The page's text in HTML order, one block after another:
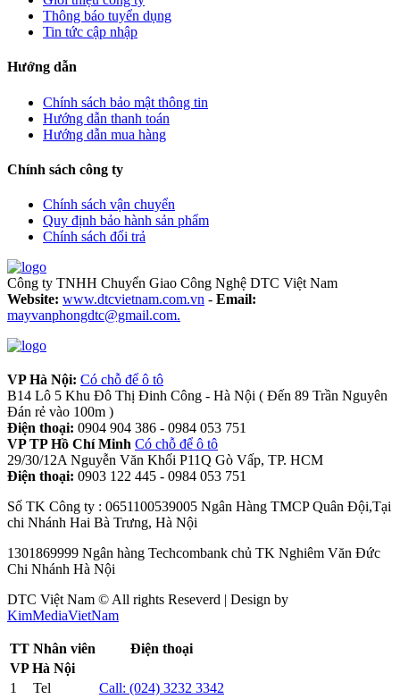
Thông báo tuyển dụng
Tin tức cập nhập
Hướng dẫn
Chính sách bảo mật thông tin
Hướng dẫn thanh toán
Hướng dẫn mua hàng
Chính sách công ty
Chính sách vận chuyển
Quy định bảo hành sản phẩm
Chính sách đổi trả
Công ty TNHH Chuyển Giao Công Nghệ DTC Việt Nam
Website: www.dtcvietnam.com.vn - Email:
mayvanphongdtc@gmail.com.
VP Hà Nội: Có chỗ để ô tô
B14 Lô 5 Khu Đô Thị Đinh Công - Hà Nội ( Đến 89 Trần Nguyên
Đán rẻ vào 100m )
Điện thoại: 0904 904 386 - 0984 053 751
VP TP Hồ Chí Minh Có chỗ để ô tô
29/30/12A Nguyễn Văn Khối P11Q Gò Vấp, TP. HCM
Điện thoại: 0903 122 445 - 0984 053 751
Số TK Công ty : 0651100539005 Ngân Hàng TMCP Quân Đội,Tại
chi Nhánh Hai Bà Trưng, Hà Nội
1301869999 Ngân hàng Techcombank chủ TK Nghiêm Văn Đức
Chi Nhánh Hà Nội
DTC Việt Nam © All rights Reseverd | Design by
KimMediaVietNam
TT Nhân viên
Điện thoại
VP Hà Nội
1
Tel Call: (024) 3232 3342